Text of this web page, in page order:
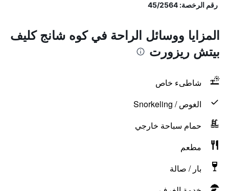
رقم الرخصة: 45/2564
المزايا ووسائل الراحة في كوه شانج كليف
بيتش ريزورت
شاطىء خاص
الغوص / Snorkeling
حمام سباحة خارجي
مطعم
بار / صالة